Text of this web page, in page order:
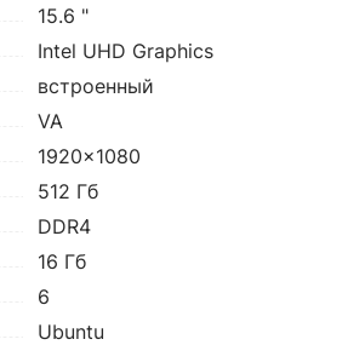
15.6 "
Intel UHD Graphics
встроенный
VA
1920x1080
512 Гб
DDR4
16 Гб
6
Ubuntu